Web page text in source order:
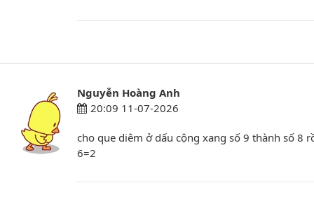
Nguyễn Hoàng Anh
20:09 11-07-2026
cho que diêm ở dấu cộng xang số 9 thành số 8
6=2